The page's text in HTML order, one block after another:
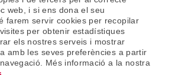
col·legi de l'advocacia de Girona
web, i si ens dona el seu
farem servir cookies per recopilar
per obtenir estadístiques
els nostres serveis i mostrar
amb les seves preferències a partir
Més informació a la nostra